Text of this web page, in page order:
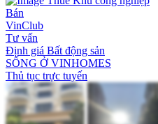
Bán
VinClub
Tư vấn
Định giá Bất động sản
SỐNG Ở VINHOMES
Thủ tục trực tuyến